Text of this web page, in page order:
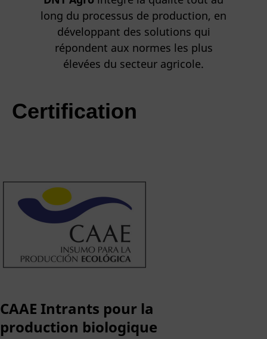
long du processus de production, en
développant des solutions qui
répondent aux normes les plus
élevées du secteur agricole.
Certification
CAAE Intrants pour la
production biologique